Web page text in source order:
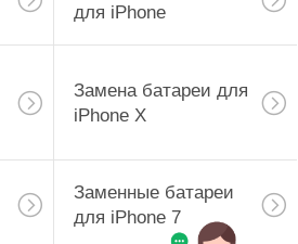
для iPhone
Замена батареи для
iPhone X
Заменные батареи
для iPhone 7